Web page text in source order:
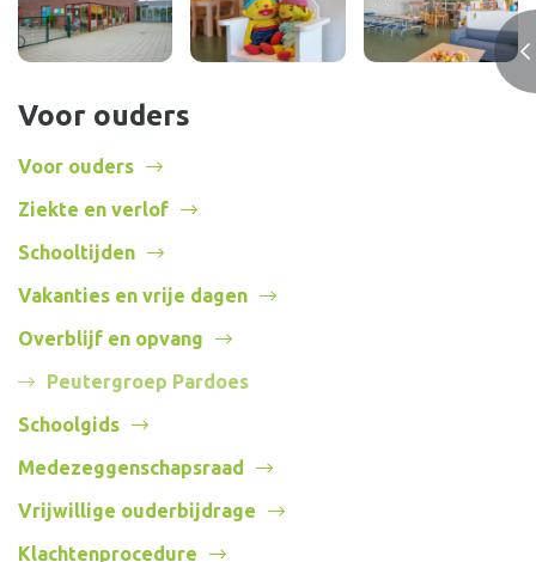
Voor ouders
Voor ouders
Ziekte en verlof
Schooltijden
Vakanties en vrije dagen
Overblijf en opvang
Peutergroep Pardoes
Schoolgids
Medezeggenschapsraad
Vrijwillige ouderbijdrage
Klachtenprocedure